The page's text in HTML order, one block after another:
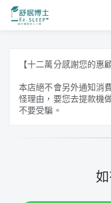
【十二萬分感謝您的惠
本店絕不會另外通知消
怪理由，要您去提款機
不要受騙。